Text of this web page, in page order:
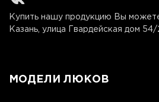
Купить нашу продукцию Вы
Казань, улица Гвардейская дом 54/
МОДЕЛИ ЛЮКОВ